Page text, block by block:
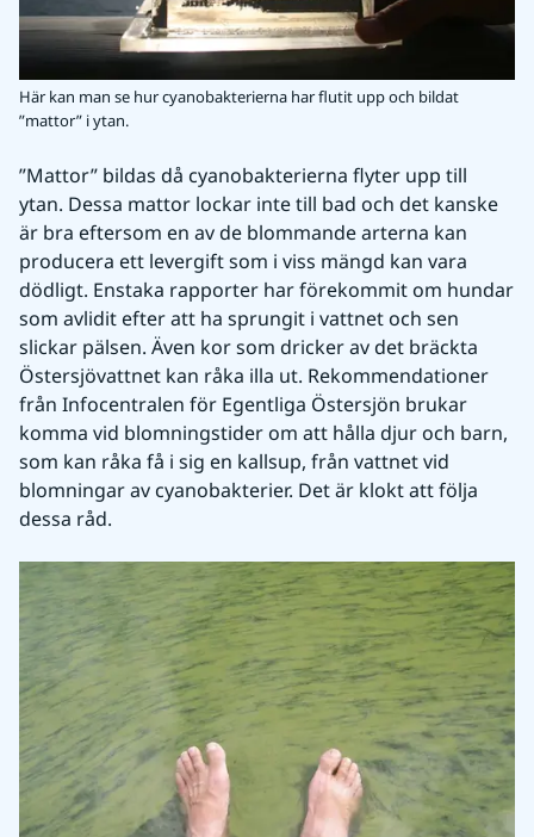
Här kan man se hur cyanobakterierna har flutit upp och bildat
”mattor” i ytan.
”Mattor” bildas då cyanobakterierna flyter upp till
ytan. Dessa mattor lockar inte till bad och det kanske
är bra eftersom en av de blommande arterna kan
producera ett levergift som i viss mängd kan vara
dödligt. Enstaka rapporter har förekommit om hundar
som avlidit efter att ha sprungit i vattnet och sen
slickar pälsen. Även kor som dricker av det bräckta
Östersjövattnet kan råka illa ut. Rekommendationer
från Infocentralen för Egentliga Östersjön brukar
komma vid blomningstider om att hålla djur och barn,
som kan råka få i sig en kallsup, från vattnet vid
blomningar av cyanobakterier. Det är klokt att följa
dessa råd.